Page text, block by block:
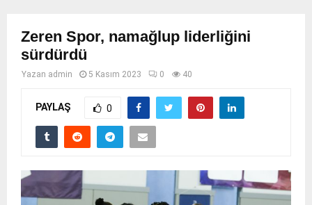
Zeren Spor, namağlup liderliğini
sürdürdü
Yazan admin 5 Kasım 2023 0 40
PAYLAŞ 0